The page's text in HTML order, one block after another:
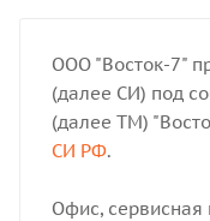
ООО "Восток-7"
(далее СИ) под
(далее ТМ)
СИ РФ.
Офис, сервисная